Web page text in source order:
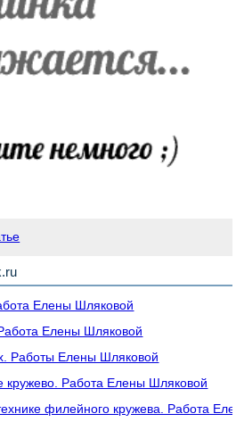
Елены Шляковой
Елены Шляковой
Работы Елены Шляковой
кружево. Работа Елены Шляковой
филейного кружева. Работа